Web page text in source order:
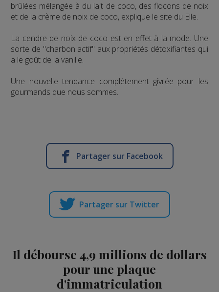
brûlées mélangée à du lait de coco, des flocons de noix
et de la crème de noix de coco, explique le site du Elle.
La cendre de noix de coco est en effet à la mode. Une
sorte de "charbon actif" aux propriétés détoxifiantes qui
a le goût de la vanille.
Une nouvelle tendance complètement givrée pour les
gourmands que nous sommes.
Partager sur Facebook
Partager sur Twitter
Il débourse 4,9 millions de dollars
pour une plaque
d'immatriculation